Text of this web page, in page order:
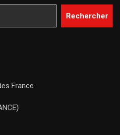
Rechercher
France